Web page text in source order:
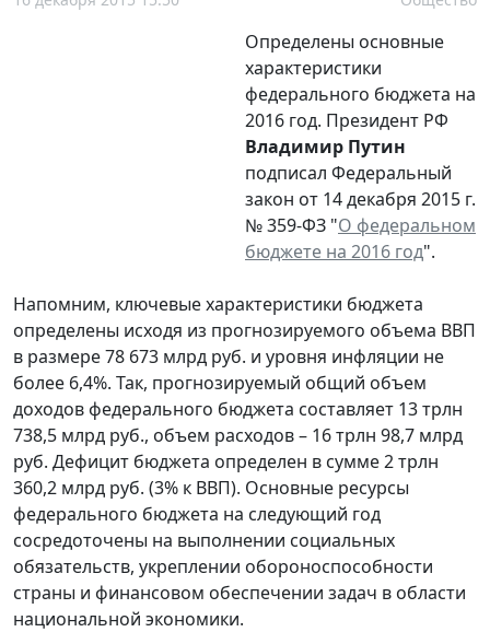
Определены основные
характеристики
федерального бюджета на
2016 год. Президент РФ
Владимир Путин
подписал Федеральный
закон от 14 декабря 2015 г.
№ 359-ФЗ "О федеральном
бюджете на 2016 год".
Напомним, ключевые характеристики бюджета
определены исходя из прогнозируемого объема ВВП
в размере 78 673 млрд руб. и уровня инфляции не
более 6,4%. Так, прогнозируемый общий объем
доходов федерального бюджета составляет 13 трлн
738,5 млрд руб., объем расходов – 16 трлн 98,7 млрд
руб. Дефицит бюджета определен в сумме 2 трлн
360,2 млрд руб. (3% к ВВП). Основные ресурсы
федерального бюджета на следующий год
сосредоточены на выполнении социальных
обязательств, укреплении обороноспособности
страны и финансовом обеспечении задач в области
национальной экономики.